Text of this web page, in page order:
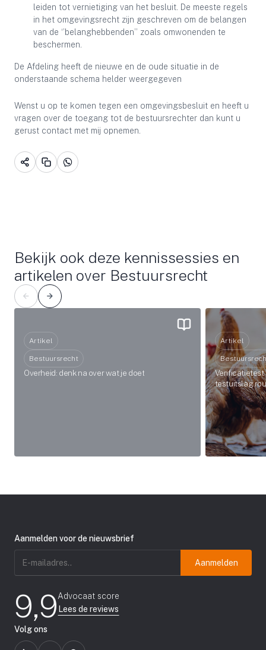
leiden tot vernietiging van het besluit. De meeste regels
in het omgevingsrecht zijn geschreven om de belangen
van de ‘’belanghebbenden’’ zoals omwonenden te
beschermen.
De Afdeling heeft de nieuwe en de oude situatie in de
onderstaande schema helder weergegeven
Wenst u op te komen tegen een omgevingsbesluit en heeft u
vragen over de toegang tot de bestuursrechter dan kunt u
gerust contact met mij opnemen.
Bekijk ook deze kennissessies en
artikelen over Bestuursrecht
Artikel
Bestuursrecht
Overheid: denk na over wat je doet
Artikel
Verificatietest
testuitslag
Aanmelden voor de nieuwsbrief
9,9Advocaat score
Lees de reviews
Volg ons